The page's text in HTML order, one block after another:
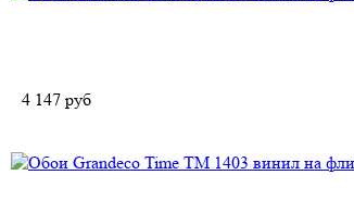
4 147 руб